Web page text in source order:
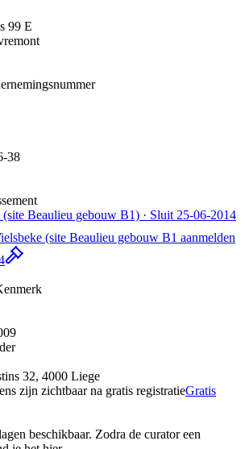
99 E
38
(site Beaulieu gebouw B1) · Sluit 25-06-2014
(site Beaulieu gebouw B1 aanmelden
32, 4000 Liege
zijn zichtbaar na gratis registratieGratis
beschikbaar. Zodra de curator een